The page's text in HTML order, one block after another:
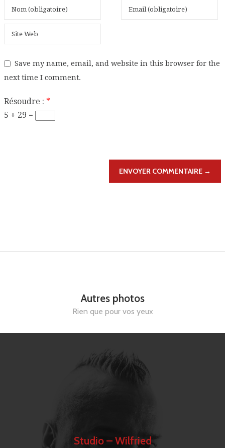
Save my name, email, and website in this browser for the
next time I comment.
Résoudre : *
5 + 29 =
ENVOYER COMMENTAIRE →
Autres photos
Rien que pour vos yeux
Studio – Wilfried